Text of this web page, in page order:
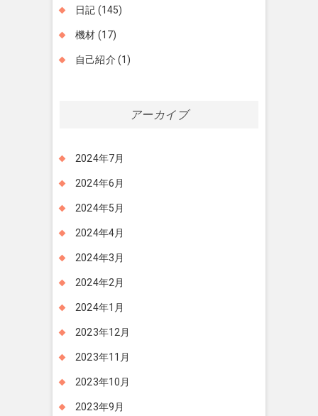
日記 (145)
機材 (17)
自己紹介 (1)
アーカイブ
2024年7月
2024年6月
2024年5月
2024年4月
2024年3月
2024年2月
2024年1月
2023年12月
2023年11月
2023年10月
2023年9月